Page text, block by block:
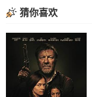
猜你喜欢